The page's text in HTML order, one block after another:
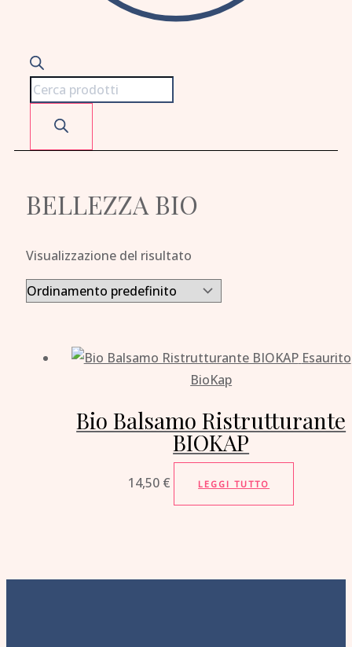
BELLEZZA BIO
Visualizzazione del risultato
Esaurito
BioKap
Bio Balsamo Ristrutturante
BIOKAP
14,50 € LEGGI TUTTO